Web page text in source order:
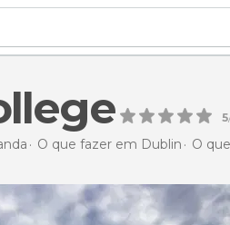
5
O que fazer em Dublin O